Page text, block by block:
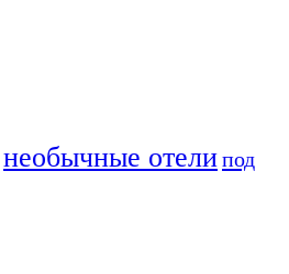
необычные отелипод